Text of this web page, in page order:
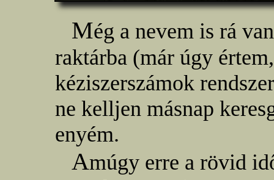
Még a nevem is rá
raktárba (már úgy
kéziszerszámok
ne kelljen másnap
enyém.
Amúgy erre a rövid